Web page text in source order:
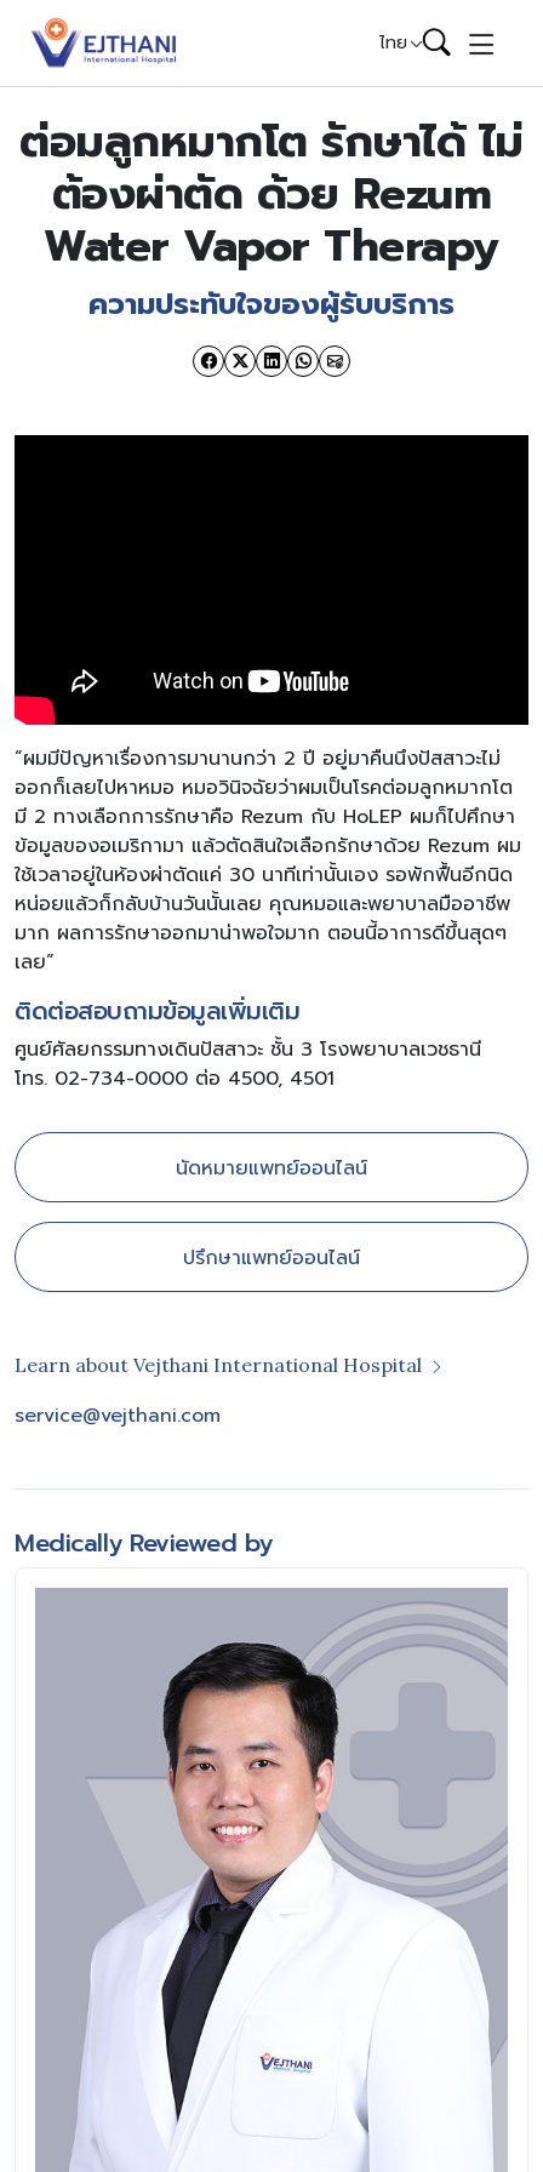
Skip to content
ไทย
ต่อมลูกหมากโต รักษาได้ ไม่
ต้องผ่าตัด ด้วย Rezum
Water Vapor Therapy
ความประทับใจของผู้รับบริการ
“ผมมีปัญหาเรื่องการมานานกว่า 2 ปี อยู่มาคืนนึงปัสสาวะไม่
ออกก็เลยไปหาหมอ หมอวินิจฉัยว่าผมเป็นโรคต่อมลูกหมากโต
มี 2 ทางเลือกการรักษาคือ Rezum กับ HoLEP ผมก็ไปศึกษา
ข้อมูลของอเมริกามา แล้วตัดสินใจเลือกรักษาด้วย Rezum ผม
ใช้เวลาอยู่ในห้องผ่าตัดแค่ 30 นาทีเท่านั้นเอง รอพักฟื้นอีกนิด
หน่อยแล้วก็กลับบ้านวันนั้นเลย คุณหมอและพยาบาลมืออาชีพ
มาก ผลการรักษาออกมาน่าพอใจมาก ตอนนี้อาการดีขึ้นสุดๆ
เลย”
ติดต่อสอบถามข้อมูลเพิ่มเติม
ศูนย์ศัลยกรรมทางเดินปัสสาวะ ชั้น 3 โรงพยาบาลเวชธานี
โทร. 02-734-0000 ต่อ 4500, 4501
นัดหมายแพทย์ออนไลน์
ปรึกษาแพทย์ออนไลน์
Learn about Vejthani International Hospital
service@vejthani.com
Medically Reviewed by